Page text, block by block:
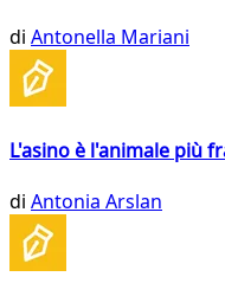
di Antonella Mariani
L'asino è l'animale più
di Antonia Arslan